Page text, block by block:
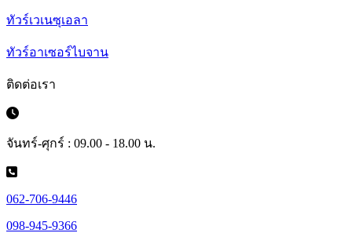
ทัวร์เวเนซุเอลา
ทัวร์อาเซอร์ไบจาน
ติดต่อเรา
จันทร์-ศุกร์ : 09.00 - 18.00 น.
062-706-9446
098-945-9366